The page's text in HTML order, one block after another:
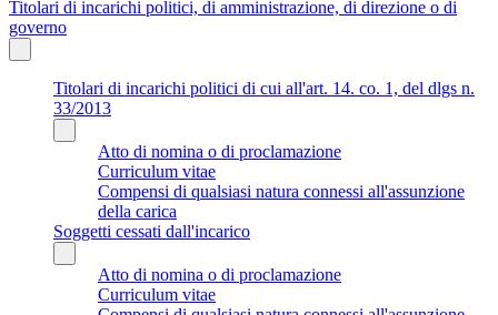
Titolari di incarichi politici, di amministrazione, di direzione o di
governo
Titolari di incarichi politici di cui all'art. 14. co. 1, del dlgs n.
33/2013
Atto di nomina o di proclamazione
Curriculum vitae
Compensi di qualsiasi natura connessi all'assunzione
della carica
Soggetti cessati dall'incarico
Atto di nomina o di proclamazione
Curriculum vitae